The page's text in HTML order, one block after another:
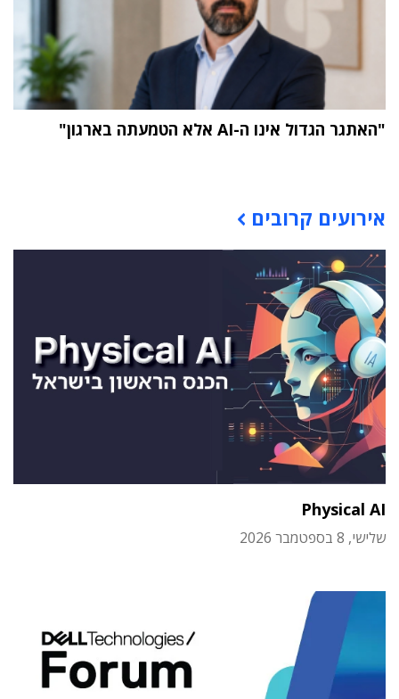
"האתגר הגדול אינו ה-AI אלא הטמעתה בארגון"
אירועים קרובים
Physical AI
שלישי, 8 בספטמבר 2026